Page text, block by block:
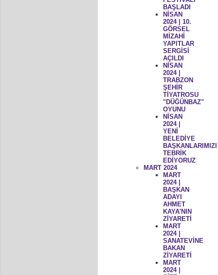
BAŞLADI
NİSAN
2024 | 10.
GÖRSEL
MİZAHİ
YAPITLAR
SERGİSİ
AÇILDI
NİSAN
2024 |
TRABZON
ŞEHİR
TİYATROSU
"DÜĞÜNBAZ"
OYUNU
NİSAN
2024 |
YENİ
BELEDİYE
BAŞKANLARIMIZI
TEBRİK
EDİYORUZ
MART 2024
MART
2024 |
BAŞKAN
ADAYI
AHMET
KAYA'NIN
ZİYARETİ
MART
2024 |
SANATEVİNE
BAKAN
ZİYARETİ
MART
2024 |